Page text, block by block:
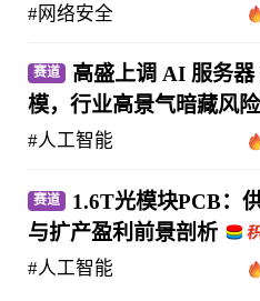
#网络安全
赛道
高盛上调 AI 服务
模，行业高景气暗藏风险
#人工智能
赛道
1.6T光模块PCB：
与扩产盈利前景剖析
#人工智能